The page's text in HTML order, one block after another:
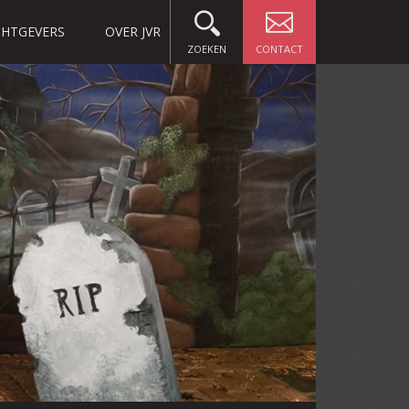
OVER JVR
CONTACT
ZOEKEN